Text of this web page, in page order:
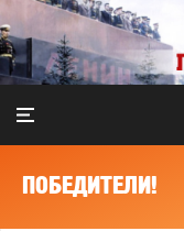
ПОБЕДИТЕЛИ!